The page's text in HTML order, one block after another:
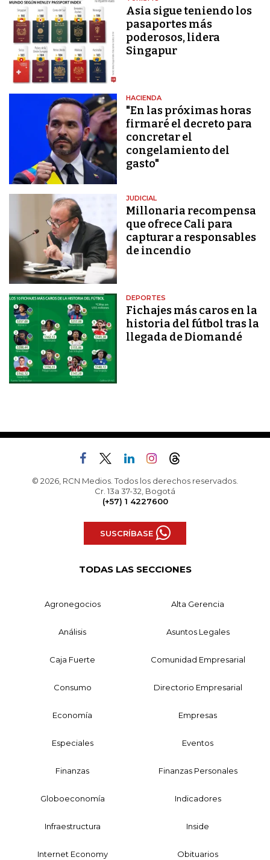
Asia sigue teniendo los
pasaportes más
poderosos, lidera
Singapur
HACIENDA
"En las próximas horas
firmaré el decreto para
concretar el
congelamiento del
gasto"
JUDICIAL
Millonaria recompensa
que ofrece Cali para
capturar a responsables
de incendio
DEPORTES
Fichajes más caros en la
historia del fútbol tras la
llegada de Diomandé
© 2026, RCN Medios. Todos los derechos reservados.
Cr. 13a 37-32, Bogotá
(+57) 1 4227600
SUSCRÍBASE
TODAS LAS SECCIONES
Agronegocios Alta Gerencia
Análisis Asuntos Legales
Caja Fuerte Comunidad Empresarial
Consumo Directorio Empresarial
Economía Empresas
Especiales Eventos
Finanzas Finanzas Personales
Globoeconomía Indicadores
Infraestructura Inside
Internet Economy Obituarios